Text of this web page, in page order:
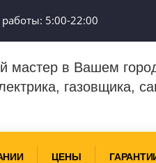
5:00-22:00
мастер в Вашем
газовщика,
ЦЕНЫ